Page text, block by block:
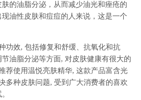
的油脂分泌，从而减少油光和痤疮的
油性皮肤和痘痘的人来说，这是一个
功效, 包括修复和舒缓、抗氧化和抗
油脂分泌等方面, 对皮肤健康有很大的
荐使用温悦亮肤精华, 这款产品富含光
多种皮肤问题, 受到广大消费者的喜欢